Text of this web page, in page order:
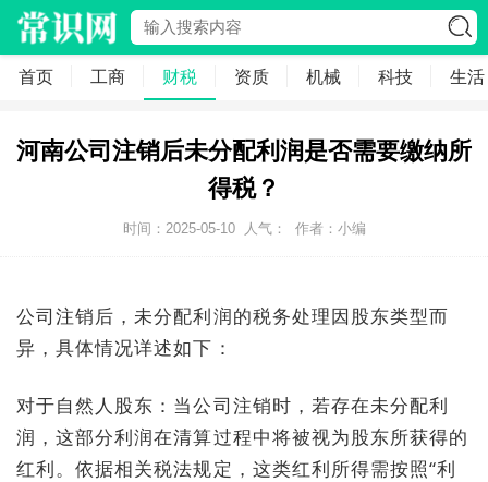
首页 工商 财税 资质 机械 科技 生活
河南公司注销后未分配利润是否需要缴纳所
得税？
时间：2025-05-10 人气： 作者：小编
公司注销后，未分配利润的税务处理因股东类型而
异，具体情况详述如下：
对于自然人股东：当公司注销时，若存在未分配利
润，这部分利润在清算过程中将被视为股东所获得的
红利。依据相关税法规定，这类红利所得需按照“利